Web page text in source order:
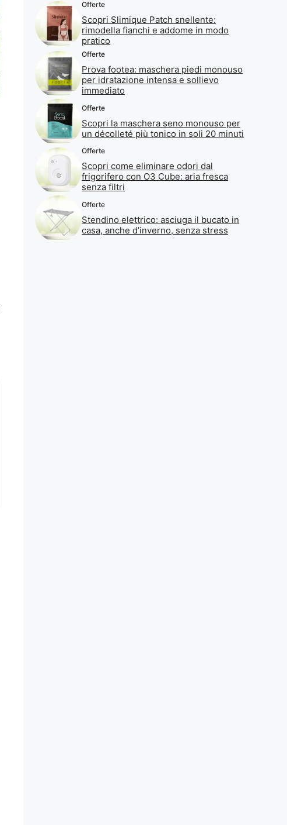
Offerte
Scopri Slimique Patch snellente:
rimodella fianchi e addome in modo
pratico
Offerte
Prova footea: maschera piedi monouso
per idratazione intensa e sollievo
immediato
Offerte
Scopri la maschera seno monouso per
un décolleté più tonico in soli 20 minuti
Offerte
Scopri come eliminare odori dal
frigorifero con O3 Cube: aria fresca
senza filtri
Offerte
Stendino elettrico: asciuga il bucato in
casa, anche d’inverno, senza stress